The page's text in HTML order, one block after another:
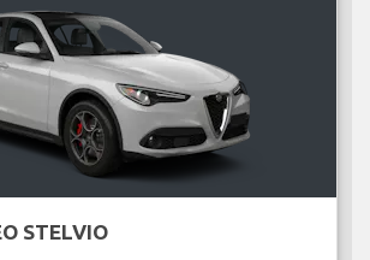
STELVIO